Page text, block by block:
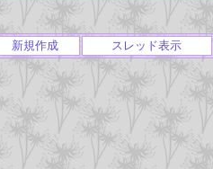
新規作成 スレッド表示